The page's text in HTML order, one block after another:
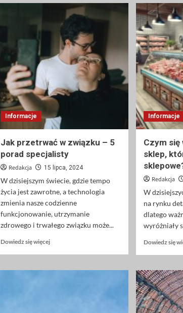
języka
francuskiego
droga
odkrycia
rozwoju
osobistego
Informacje
Jak przetrwać w związku – 5
porad specjalisty
Redakcja 15 lipca, 2024
W dzisiejszym świecie, gdzie tempo
życia jest zawrotne, a technologia
zmienia nasze codzienne
funkcjonowanie, utrzymanie
zdrowego i trwałego związku może...
Dowiedz się więcejDowiedz
o
Informacje
Czym się
sklep,
Redakcja
W
na rynku
dlatego
wyróżniały
Dowiedz się